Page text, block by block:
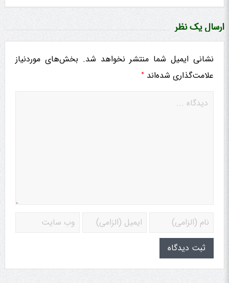
ارسال یک نظر
نشانی ایمیل شما منتشر نخواهد شد. بخش‌های موردنیاز
علامت‌گذاری شده‌اند *